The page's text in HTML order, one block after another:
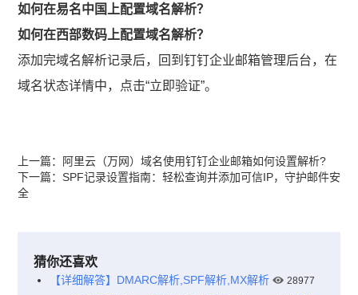
如何在易名中国上配置域名解析？
如何在西部数码上配置域名解析？
添加完域名解析记录后，回到钉钉企业邮箱管理后台，在
域名状态详情中，点击“立即验证”。
上一篇：
阿里云（万网）域名使用钉钉企业邮箱如何设置解析?
下一篇： SPF记录设置指南：轻松查询并添加可信IP，守护邮件安
全
猜你还喜欢
【详细解答】DMARC解析,SPF解析,MX解析 28977